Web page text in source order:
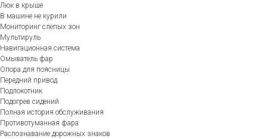
Люк в крыше
В машине не курили
Мониторинг слепых зон
Мультируль
Навигационная система
Омыватель фар
Опора для поясницы
Передний привод
Подлокотник
Подогрев сидений
Полная история обслуживания
Противотуманная фара
Распознавание дорожных знаков